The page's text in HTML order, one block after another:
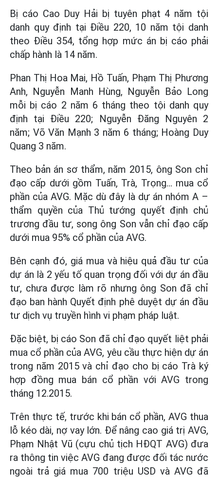
Bị cáo Cao Duy Hải bị tuyên phạt 4 năm tội
danh quy định tại Điều 220, 10 năm tội danh
theo Điều 354, tổng hợp mức án bị cáo phải
chấp hành là 14 năm.
Phan Thị Hoa Mai, Hồ Tuấn, Phạm Thị Phương
Anh, Nguyễn Manh Hùng, Nguyễn Bảo Long
mỗi bị cáo 2 năm 6 tháng theo tội danh quy
định tại Điều 220; Nguyễn Đăng Nguyên 2
năm; Võ Văn Mạnh 3 năm 6 tháng; Hoàng Duy
Quang 3 năm.
Theo bản án sơ thẩm, năm 2015, ông Son chỉ
đạo cấp dưới gồm Tuấn, Trà, Trọng… mua cổ
phần của AVG. Mặc dù đây là dự án nhóm A –
thẩm quyền của Thủ tướng quyết định chủ
trương đầu tư, song ông Son vẫn chỉ đạo cấp
dưới mua 95% cổ phần của AVG.
Bên cạnh đó, giá mua và hiệu quả đầu tư của
dự án là 2 yếu tố quan trọng đối với dự án đầu
tư, chưa được làm rõ nhưng ông Son đã chỉ
đạo ban hành Quyết định phê duyệt dự án đầu
tư dịch vụ truyền hình vi phạm pháp luật.
Đặc biệt, bị cáo Son đã chỉ đạo quyết liệt phải
mua cổ phần của AVG, yêu cầu thực hiện dự án
trong năm 2015 và chỉ đạo cho bị cáo Trà ký
hợp đồng mua bán cổ phần với AVG trong
tháng 12.2015.
Trên thực tế, trước khi bán cổ phần, AVG thua
lỗ kéo dài, nợ vay lớn. Để nâng cao giá trị AVG,
Phạm Nhật Vũ (cựu chủ tịch HĐQT AVG) đưa
ra thông tin việc AVG đang được đối tác nước
ngoài trả giá mua 700 triệu USD và AVG đã